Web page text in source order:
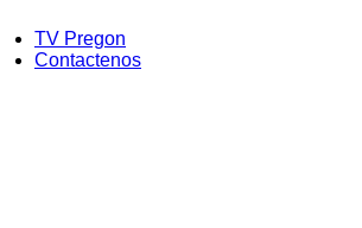
TV Pregon
Contactenos